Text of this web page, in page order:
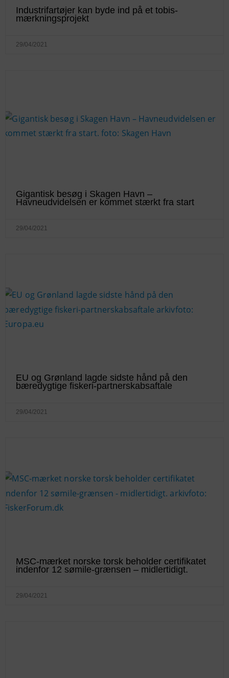
Industrifartøjer kan byde ind på et tobis-
mærkningsprojekt
29/04/2021
Gigantisk besøg i Skagen Havn –
Havneudvidelsen er kommet stærkt fra start
29/04/2021
EU og Grønland lagde sidste hånd på den
bæredygtige fiskeri-partnerskabsaftale
29/04/2021
MSC-mærket norske torsk beholder certifikatet
indenfor 12 sømile-grænsen – midlertidigt.
29/04/2021